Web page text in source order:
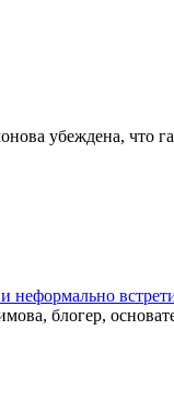
убеждена, что
блогер,